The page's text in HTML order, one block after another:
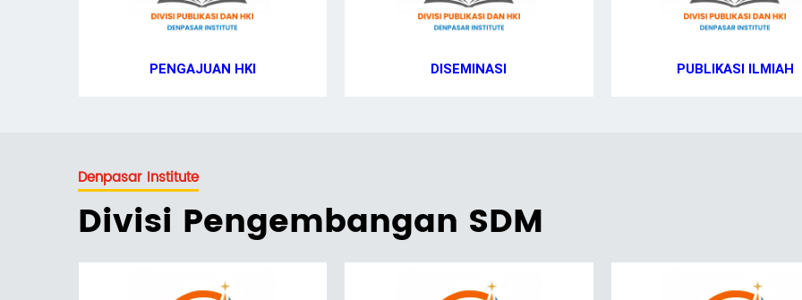
PENGAJUAN HKI DISEMINASI PUBLIKASI ILMIAH
Denpasar Institute
Divisi Pengembangan SDM